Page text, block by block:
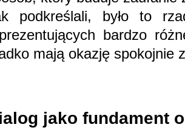
podkreślali, było to
bardzo
mają okazję spokojnie
jako fundament